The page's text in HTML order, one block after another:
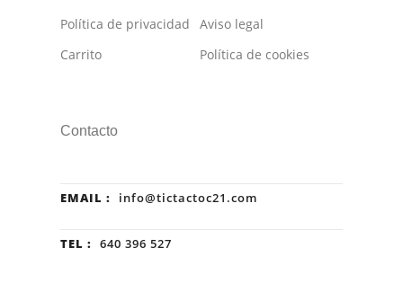
Política de privacidad
Carrito
Aviso legal
Política de cookies
Contacto
EMAIL : info@tictactoc21.com
TEL : 640 396 527